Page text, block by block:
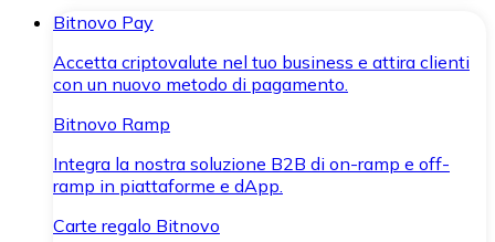
Bitnovo Pay
Accetta criptovalute nel tuo business e attira clienti
con un nuovo metodo di pagamento.
Bitnovo Ramp
Integra la nostra soluzione B2B di on-ramp e off-
ramp in piattaforme e dApp.
Carte regalo Bitnovo